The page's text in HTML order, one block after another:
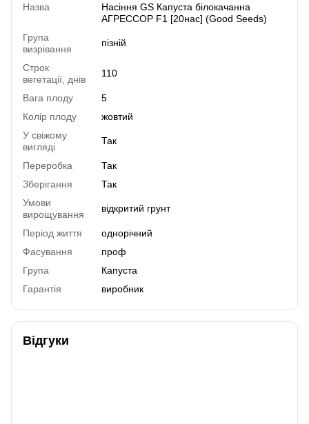
Назва
Насіння GS Капуста білокачанна
АГРЕССОР F1 [20нас] (Good Seeds)
Група
визрівання
пізній
Строк
вегетації, днів
110
Вага плоду
5
Колір плоду
жовтий
У свіжому
вигляді
Так
Переробка
Так
Зберігання
Так
Умови
вирощування
відкритий грунт
Період життя
однорічний
Фасування
проф
Група
Капуста
Гарантія
виробник
Відгуки